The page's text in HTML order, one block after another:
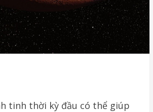
tinh thời kỳ đầu có thể giúp